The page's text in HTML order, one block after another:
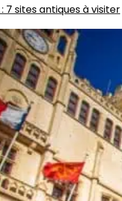
: 7 sites antiques à visiter